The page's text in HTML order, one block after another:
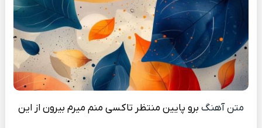
متن آهنگ برو پایین منتظر تاکسی منم میرم بیرون از این